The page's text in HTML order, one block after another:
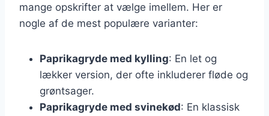
mange opskrifter at vælge imellem. Her er
nogle af de mest populære varianter:
Paprikagryde med kylling: En let og
lækker version, der ofte inkluderer fløde og
grøntsager.
Paprikagryde med svinekød: En klassisk